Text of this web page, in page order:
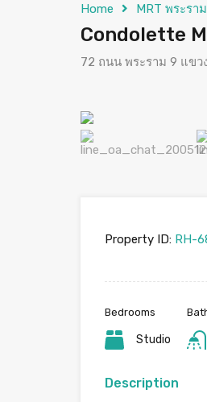
Home MRT พระรา
Condolette
72 ถนน พระราม 9 แขว
Property ID: RH-
Bedrooms
Studio
Description